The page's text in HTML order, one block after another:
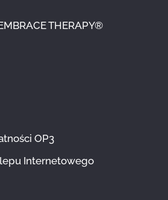
THERAPY®
OP3
Internetowego